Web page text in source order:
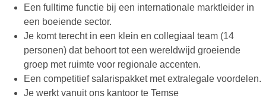
Een fulltime functie bij een internationale marktleider in
een boeiende sector.
Je komt terecht in een klein en collegiaal team (14
personen) dat behoort tot een wereldwijd groeiende
groep met ruimte voor regionale accenten.
Een competitief salarispakket met extralegale voordelen.
Je werkt vanuit ons kantoor te Temse